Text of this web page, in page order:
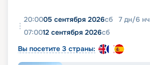
20:0005 сентября 2026сб 7 дн/6 нч
07:0012 сентября 2026сб
Вы посетите 3 страны: